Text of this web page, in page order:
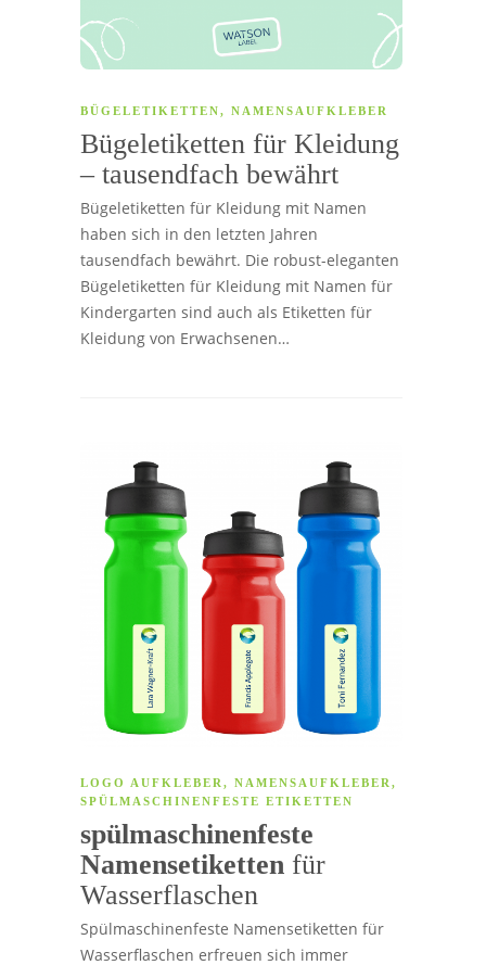
BÜGELETIKETTEN, NAMENSAUFKLEBER
Bügeletiketten für Kleidung
– tausendfach bewährt
Bügeletiketten für Kleidung mit Namen
haben sich in den letzten Jahren
tausendfach bewährt. Die robust-eleganten
Bügeletiketten für Kleidung mit Namen für
Kindergarten sind auch als Etiketten für
Kleidung von Erwachsenen…
LOGO AUFKLEBER , NAMENSAUFKLEBER ,
SPÜLMASCHINENFESTE ETIKETTEN
spülmaschinenfeste
Namensetiketten für
Wasserflaschen
Spülmaschinenfeste Namensetiketten für
Wasserflaschen erfreuen sich immer